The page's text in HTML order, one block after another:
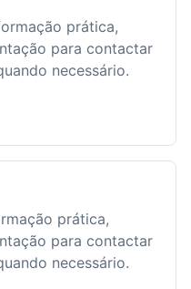
prática,
para contactar
necessário.
prática,
para contactar
necessário.